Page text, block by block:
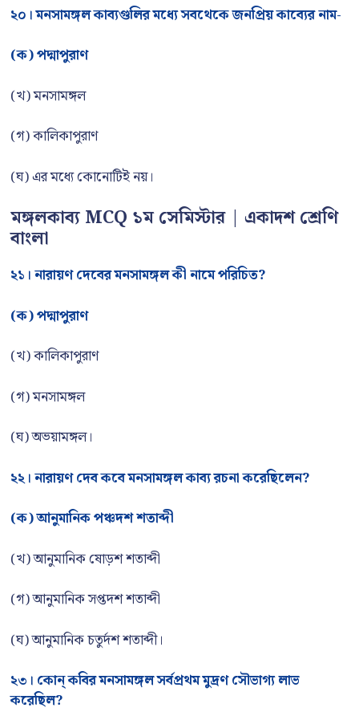
২০। মনসামঙ্গল কাব্যগুলির মধ্যে সবথেকে জনপ্রিয় কাব্যের নাম-
(ক) পদ্মাপুরাণ
(খ) মনসামঙ্গল
(গ) কালিকাপুরাণ
(ঘ) এর মধ্যে কোনোটিই নয়।
মঙ্গলকাব্য MCQ ১ম সেমিস্টার | একাদশ শ্রেণি
বাংলা
২১। নারায়ণ দেবের মনসামঙ্গল কী নামে পরিচিত?
(ক) পদ্মাপুরাণ
(খ) কালিকাপুরাণ
(গ) মনসামঙ্গল
(ঘ) অভয়ামঙ্গল।
২২। নারায়ণ দেব কবে মনসামঙ্গল কাব্য রচনা করেছিলেন?
(ক) আনুমানিক পঞ্চদশ শতাব্দী
(খ) আনুমানিক ষোড়শ শতাব্দী
(গ) আনুমানিক সপ্তদশ শতাব্দী
(ঘ) আনুমানিক চতুর্দশ শতাব্দী।
২৩। কোন্ কবির মনসামঙ্গল সর্বপ্রথম মুদ্রণ সৌভাগ্য লাভ
করেছিল?